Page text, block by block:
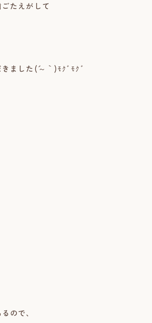
たえがして
ました(´～｀)ﾓｸﾞﾓｸﾞ
ので、